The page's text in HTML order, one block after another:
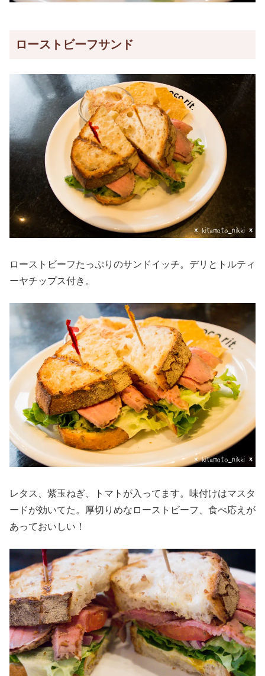
ローストビーフサンド
ローストビーフたっぷりのサンドイッチ。デリとトルティ
ーヤチップス付き。
レタス、紫玉ねぎ、トマトが入ってます。味付けはマスタ
ードが効いてた。厚切りめなローストビーフ、食べ応えが
あっておいしい！